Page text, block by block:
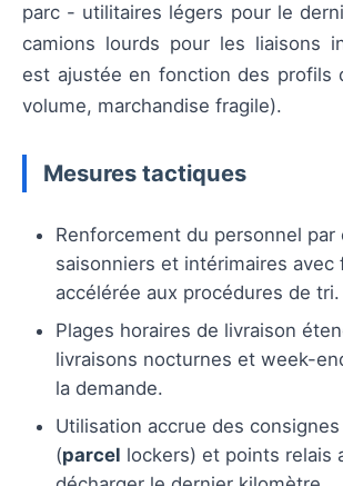
parc - utilitaires légers pour le
camions lourds pour les liaisons
est ajustée en fonction des profils
volume, marchandise fragile).
Mesures tactiques
Renforcement du personnel par
saisonniers et intérimaires avec
accélérée aux procédures de tri.
Plages horaires de livraison
livraisons nocturnes et week-
la demande.
Utilisation accrue des
(parcel lockers) et points relais